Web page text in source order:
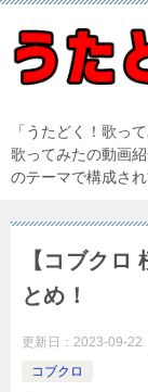
「うたどく！歌っ
歌ってみたの動画
のテーマで構成さ
【コブクロ
とめ！
更新日： 2023-09-22
コブクロ